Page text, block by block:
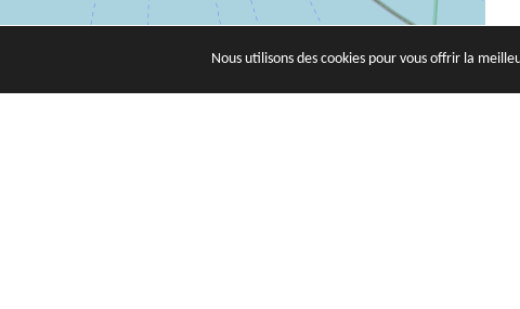
Nous utilisons des cookies pour vous offrir la